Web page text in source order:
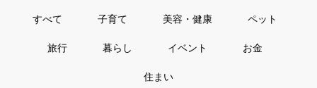
すべて 子育て 美容・健康 ペット
旅行 暮らし イベント お金
住まい